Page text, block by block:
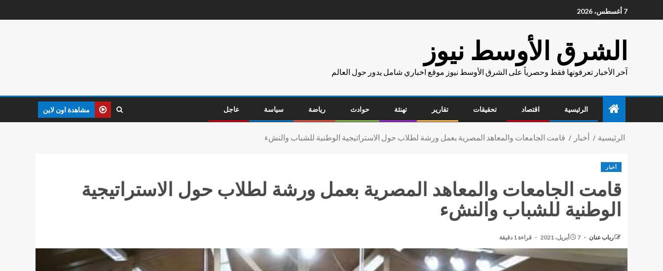
7 أغسطس، 2026
الشرق الأوسط نيوز
آخر الأخبار تعرفونها فقط وحصرياً على الشرق الأوسط نيوز موقع اخباري شامل يدور حول العالم
الرئيسية اقتصاد تحقيقات تقارير تهنئة حوادث رياضة سياسة عاجل مشاهدة اون لاين
الرئيسية أخبار قامت الجامعات والمعاهد المصرية بعمل ورشة لطلاب حول الاستراتيجية الوطنية للشباب والنشء
أخبار
قامت الجامعات والمعاهد المصرية بعمل ورشة لطلاب حول الاستراتيجية
الوطنية للشباب والنشء
رباب عنان 7 أبريل، 2021 قراءة 1 دقيقة